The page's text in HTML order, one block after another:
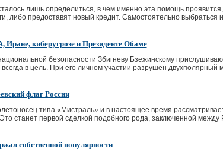
лишь определиться, в чем именно эта помощь
либо предоставят новый кредит. Самостоятельно выбраться
киберугрозе и Президенте Обаме
безопасности Збигневу Бзежинскому
в цель. При его личном участии разрушен
флаг России
типа «Мистраль» и в настоящее время
станет первой сделкой подобного рода, заключенной
собственной популярности